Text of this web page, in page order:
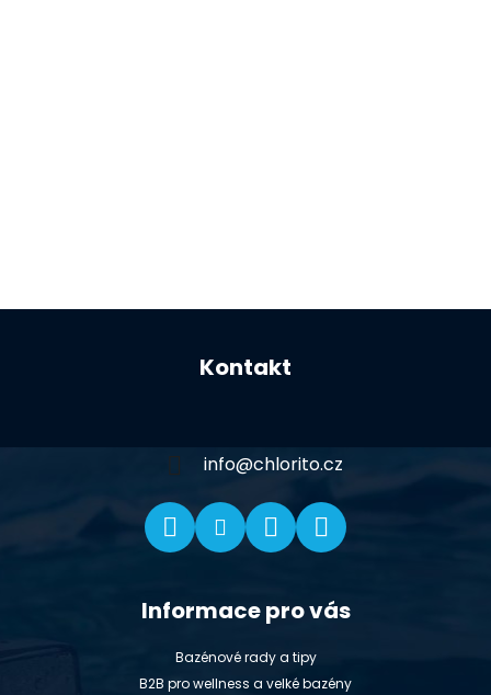
Kontakt
info@chlorito.cz
Informace pro vás
Bazénové rady a tipy
B2B pro wellness a velké bazény